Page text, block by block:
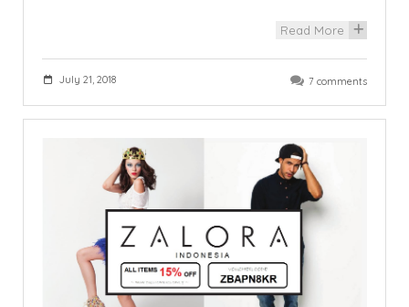
Read More +
July 21, 2018 7 comments